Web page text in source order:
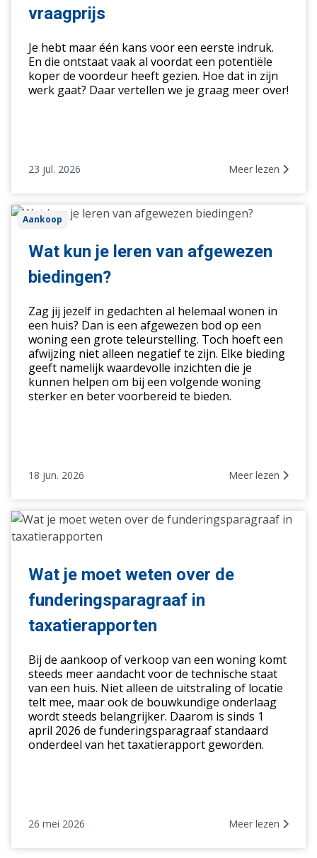
zijn
vraagprijs
vraagprijs
Je hebt maar één kans voor een eerste indruk.
En die ontstaat vaak al voordat een potentiële
koper de voordeur heeft gezien. Hoe dat in zijn
werk gaat? Daar vertellen we je graag meer over!
23 jul. 2026 Meer lezen
Wat
van
biedingen?
Aankoop
Wat kun je leren van afgewezen
biedingen?
Zag jij jezelf in gedachten al helemaal wonen in
een huis? Dan is een afgewezen bod op een
woning een grote teleurstelling. Toch hoeft een
afwijzing niet alleen negatief te zijn. Elke bieding
geeft namelijk waardevolle inzichten die je
kunnen helpen om bij een volgende woning
sterker en beter voorbereid te bieden.
18 jun. 2026 Meer lezen
Wat
je
weten
funderingsparagraaf
taxatierapporten
Wat je moet weten over de
funderingsparagraaf in
taxatierapporten
Bij de aankoop of verkoop van een woning komt
steeds meer aandacht voor de technische staat
van een huis. Niet alleen de uitstraling of locatie
telt mee, maar ook de bouwkundige onderlaag
wordt steeds belangrijker. Daarom is sinds 1
april 2026 de funderingsparagraaf standaard
onderdeel van het taxatierapport geworden.
26 mei 2026 Meer lezen